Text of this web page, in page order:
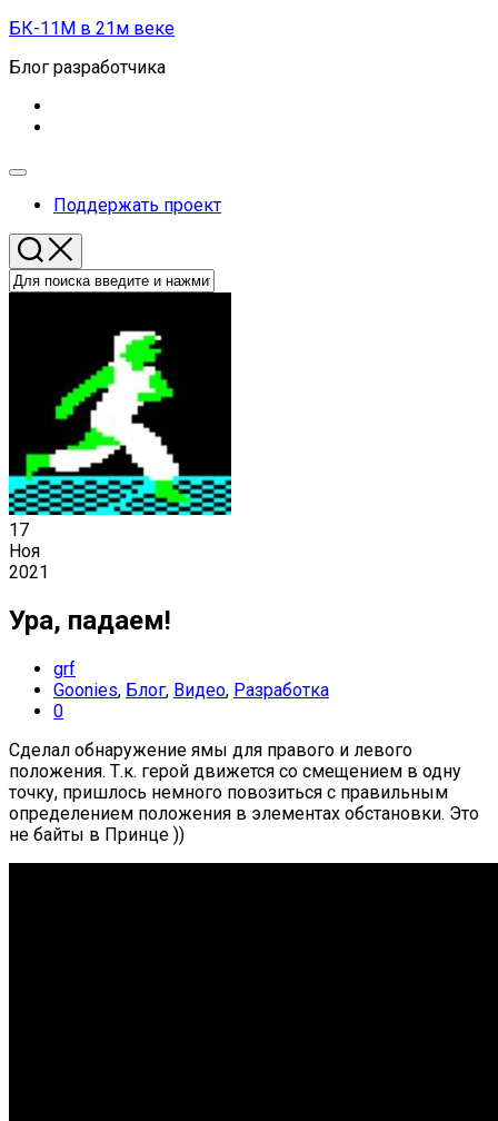
Перейти
содержанию
БК-11М в 21м веке
Блог разработчика
Развернуть
Поддержать проект
17
Ноя
2021
Ура, падаем!
grf
Goonies, Блог, Видео, Разработка
0
Сделал обнаружение ямы для правого и левого
положения. Т.к. герой движется со смещением в одну
точку, пришлось немного повозиться с правильным
определением положения в элементах обстановки. Это
не байты в Принце ))